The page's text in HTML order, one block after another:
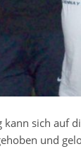
sich auf
und